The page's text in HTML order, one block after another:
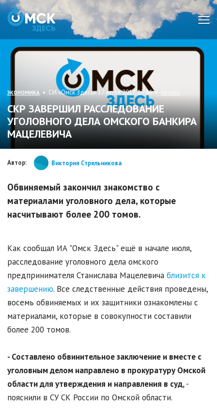
ЭКОНОМИКА • СИ «Омск Здесь» 17 июля 2017, 17:46 • печать
СКР ЗАВЕРШИЛ РАССЛЕДОВАНИЕ
УГОЛОВНОГО ДЕЛА ОМСКОГО БАНКИРА
МАЦЕЛЕВИЧА
Автор: Виктория Стрельникова
Обвиняемый закончил знакомство с
материалами уголовного дела, которые
насчитывают более 200 томов.
Как сообщал ИА "Омск Здесь" ещё в начале июля,
расследование уголовного дела омского
предпринимателя Станислава Мацелевича близится к
завершению. Все следственные действия проведены,
восемь обвиняемых и их защитники ознакомлены с
материалами, которые в совокупности составили
более 200 томов.
- Составлено обвинительное заключение и вместе с
уголовным делом направлено в прокуратуру Омской
области для утверждения и направления в суд,-
пояснили в СУ СК России по Омской области.